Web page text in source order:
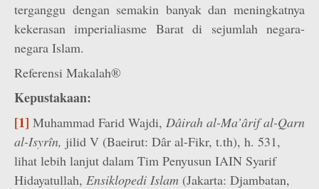
terganggu dengan semakin banyak dan meningkatnya
kekerasan imperialiasme Barat di sejumlah negara-
negara Islam.
Referensi Makalah®
Kepustakaan:
[1] Muhammad Farid Wajdi, Dâirah al-Ma’ârif al-Qarn
al-Isyrîn, jilid V (Baeirut: Dâr al-Fikr, t.th), h. 531,
lihat lebih lanjut dalam Tim Penyusun IAIN Syarif
Hidayatullah, Ensiklopedi Islam (Jakarta: Djambatan,